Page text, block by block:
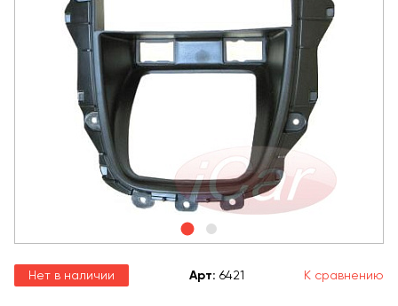
Нет в наличии Арт: 6421 К сравнению